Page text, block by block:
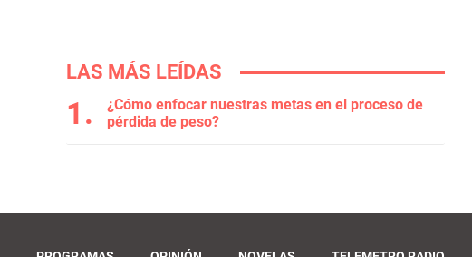
LAS MÁS LEÍDAS
¿Cómo enfocar nuestras metas en el proceso de
pérdida de peso?